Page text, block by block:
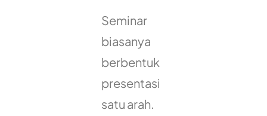
Seminar
biasanya
berbentuk
presentasi
satu arah.